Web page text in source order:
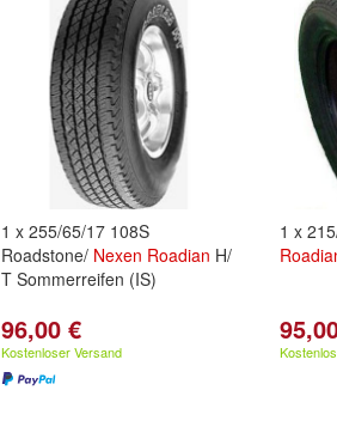
1 x 255/65/17 108S
Roadstone/ Nexen Roadian H/
T Sommerreifen (IS)
96,00 €
Kostenloser Versand
1 x